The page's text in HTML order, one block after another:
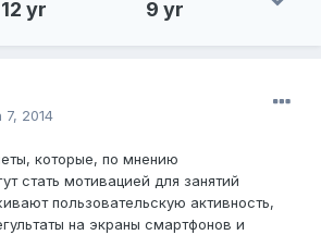
12 yr 9 yr
7, 2014
которые, по мнению
стать мотивацией для занятий
пользовательскую активность,
на экраны смартфонов и